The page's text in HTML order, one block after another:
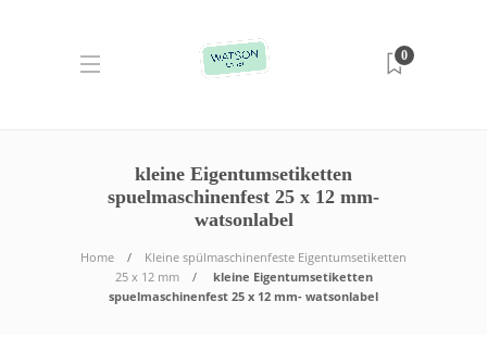
0
kleine Eigentumsetiketten
spuelmaschinenfest 25 x 12 mm-
watsonlabel
Home
Kleine spülmaschinenfeste Eigentumsetiketten
25 x 12 mm
kleine Eigentumsetiketten
spuelmaschinenfest 25 x 12 mm- watsonlabel